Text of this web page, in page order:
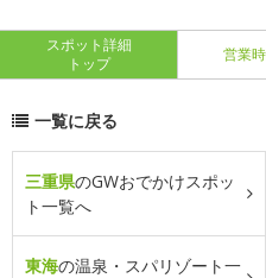
スポット詳細
トップ
営業
一覧に戻る
三重県のGWおでかけスポッ
ト一覧へ
東海の温泉・スパリゾート一